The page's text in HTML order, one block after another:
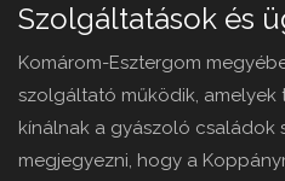
Szolgáltatások és
Komárom-Esztergom
szolgáltató működik, amelyek
kínálnak a gyászoló családok
megjegyezni, hogy a